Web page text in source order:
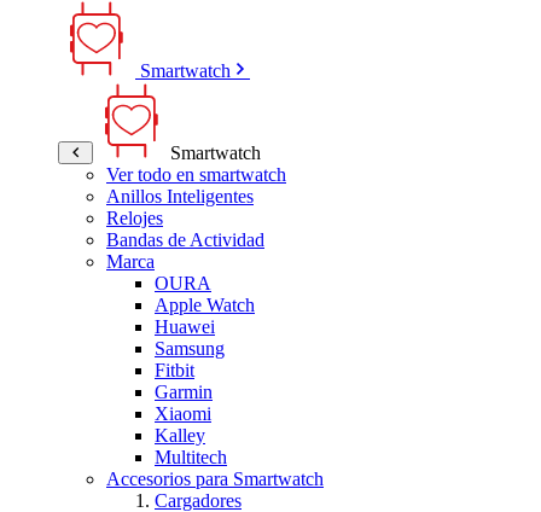
Smartwatch
Smartwatch
Ver todo en smartwatch
Anillos Inteligentes
Relojes
Bandas de Actividad
Marca
OURA
Apple Watch
Huawei
Samsung
Fitbit
Garmin
Xiaomi
Kalley
Multitech
Accesorios para Smartwatch
Cargadores